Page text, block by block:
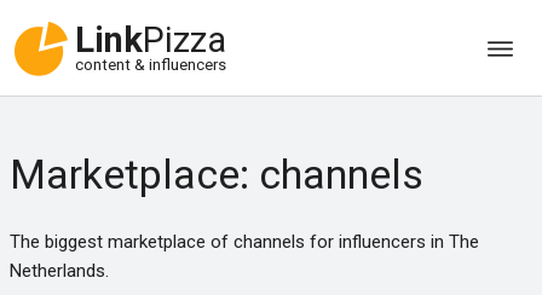
LinkPizza
content & influencers
Marketplace: channels
The biggest marketplace of channels for influencers in The
Netherlands.